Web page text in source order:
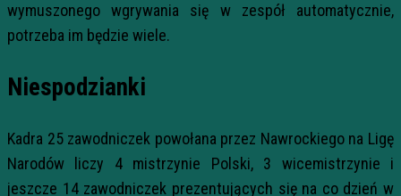
wymuszonego wgrywania się w zespół automatycznie,
potrzeba im będzie wiele.
Niespodzianki
Kadra 25 zawodniczek powołana przez Nawrockiego na Ligę
Narodów liczy 4 mistrzynie Polski, 3 wicemistrzynie i
jeszcze 14 zawodniczek prezentujących się na co dzień w